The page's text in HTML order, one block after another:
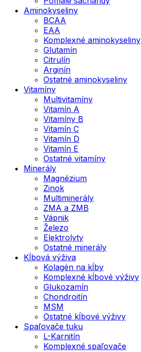
Aminokyseliny
BCAA
EAA
Komplexné aminokyseliny
Glutamín
Citrulín
Arginín
Ostatné aminokyseliny
Vitamíny
Multivitamíny
Vitamín A
Vitamíny B
Vitamín C
Vitamín D
Vitamín E
Ostatné vitamíny
Minerály
Magnézium
Zinok
Multiminerály
ZMA a ZMB
Vápnik
Železo
Elektrolyty
Ostatné minerály
Kĺbová výživa
Kolagén na kĺby
Komplexné kĺbové výživy
Glukozamín
Chondroitín
MSM
Ostatné kĺbové výživy
Spaľovače tuku
L-Karnitín
Komplexné spaľovače